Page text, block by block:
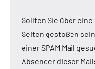
Sollten Sie über
Seiten gestoßen
einer SPAM Mail
Absender dieser